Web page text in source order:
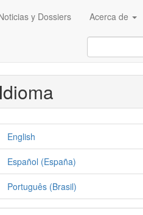
y Dossiers Acerca de
English
Español (España)
Português (Brasil)